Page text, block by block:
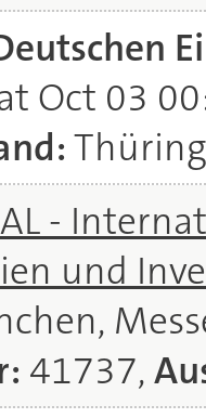
Oct 03
-
und
41737,